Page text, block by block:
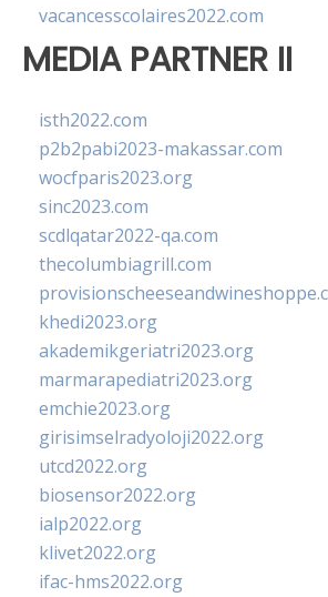
vacancesscolaires2022.com
MEDIA PARTNER II
isth2022.com
p2b2pabi2023-makassar.com
wocfparis2023.org
sinc2023.com
scdlqatar2022-qa.com
thecolumbiagrill.com
khedi2023.org
akademikgeriatri2023.org
marmarapediatri2023.org
emchie2023.org
girisimselradyoloji2022.org
utcd2022.org
biosensor2022.org
ialp2022.org
klivet2022.org
ifac-hms2022.org